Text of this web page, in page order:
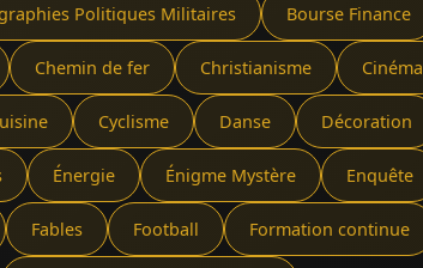
Politiques Militaires Bourse Finance
Chemin de fer Christianisme Cinéma
Cyclisme Danse Décoration
Énergie Énigme Mystère Enquête
Fables Football Formation continue